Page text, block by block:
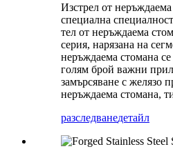
Изстрел от
специална
тел от неръждаема
серия, нарязана на
неръждаема стомана
голям брой важни
замърсяване с желязо
неръждаема стомана,
разследванедетайл